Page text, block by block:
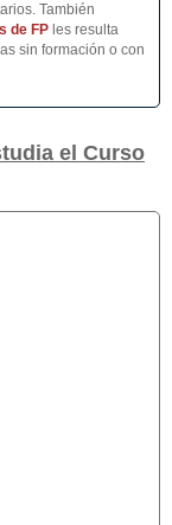
También
de FP les resulta
sin formación o con
el Curso